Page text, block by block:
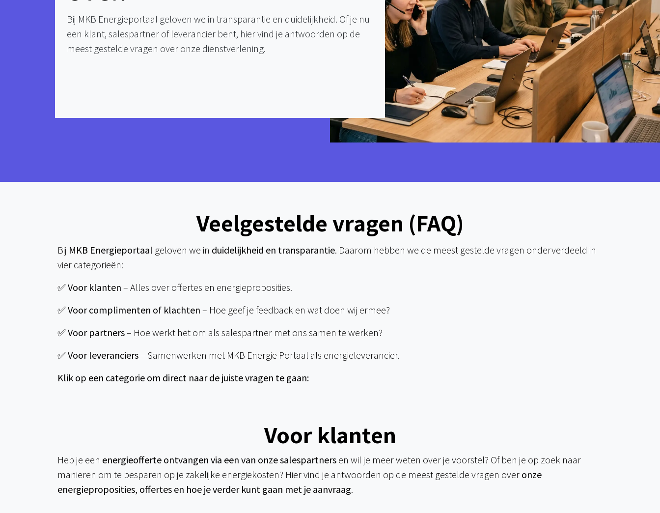
Bij MKB Energieportaal geloven we in transparantie en duidelijkheid. Of je nu
een klant, salespartner of leverancier bent, hier vind je antwoorden op de
meest gestelde vragen over onze dienstverlening.
Veelgestelde vragen (FAQ)
Bij MKB Energieportaal geloven we in duidelijkheid en transparantie. Daarom hebben we de meest gestelde vragen onderverdeeld in
vier categorieën:
✅Voor klanten – Alles over offertes en energieproposities.
✅Voor complimenten of klachten – Hoe geef je feedback en wat doen wij ermee?
✅Voor partners– Hoe werkt het om als salespartner met ons samen te werken?
✅Voor leveranciers– Samenwerken met MKB Energie Portaal als energieleverancier.
Klik op een categorie om direct naar de juiste vragen te gaan:
Voor klanten
Heb je een energieofferte ontvangen via een van onze salespartners en wil je meer weten over je voorstel? Of ben je op zoek naar
manieren om te besparen op je zakelijke energiekosten? Hier vind je antwoorden op de meest gestelde vragen over onze
energieproposities, offertes en hoe je verder kunt gaan met je aanvraag.